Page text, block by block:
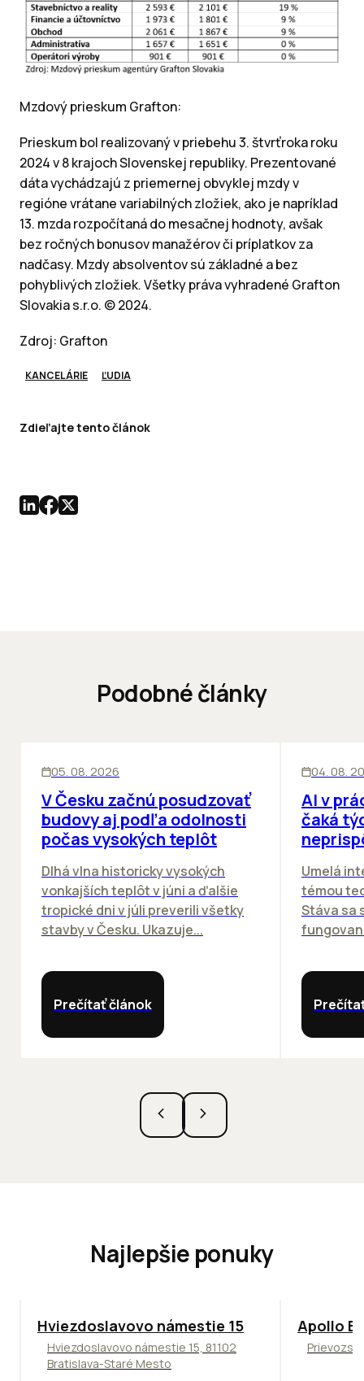
Mzdový prieskum Grafton:
Prieskum bol realizovaný v priebehu 3. štvrťroka roku
2024 v 8 krajoch Slovenskej republiky. Prezentované
dáta vychádzajú z priemernej obvyklej mzdy v
regióne vrátane variabilných zložiek, ako je napríklad
13. mzda rozpočítaná do mesačnej hodnoty, avšak
bez ročných bonusov manažérov či príplatkov za
nadčasy. Mzdy absolventov sú základné a bez
pohyblivých zložiek. Všetky práva vyhradené Grafton
Slovakia s.r.o. © 2024.
Zdroj: Grafton
KANCELÁRIE ĽUDIA
Zdieľajte tento článok
Podobné články
05. 08. 2026
V Česku začnú posudzovať
budovy aj podľa odolnosti
počas vysokých teplôt
Dlhá vlna historicky vysokých
vonkajších teplôt v júni a ďalšie
tropické dni v júli preverili všetky
stavby v Česku. Ukazuje...
Prečítať článok
04. 08.
AI v
čaká
Umelá
témou
Stáva sa
Najlepšie ponuky
ODPORÚČAME
Hviezdoslavovo námestie 15
Hviezdoslavovo námestie 15, 81102
Bratislava-Staré Mesto
TOP
Apollo